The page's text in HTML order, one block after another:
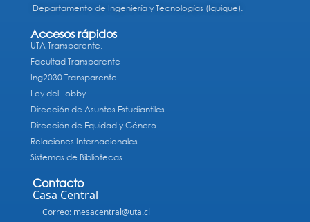
Departamento de Ingeniería y Tecnologías (Iquique).
Accesos rápidos
UTA Transparente.
Facultad Transparente
Ing2030 Transparente
Ley del Lobby.
Dirección de Asuntos Estudiantiles.
Dirección de Equidad y Género.
Relaciones Internacionales.
Sistemas de Bibliotecas.
Contacto
Casa Central
Correo: mesacentral@uta.cl